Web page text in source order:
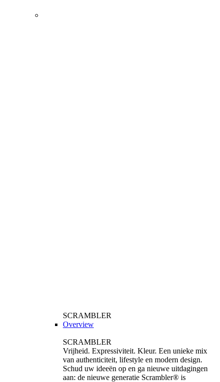
SCRAMBLER
Overview
SCRAMBLER
Vrijheid. Expressiviteit. Kleur. Een unieke mix
van authenticiteit, lifestyle en modern design.
Schud uw ideeën op en ga nieuwe uitdagingen
aan: de nieuwe generatie Scrambler® is